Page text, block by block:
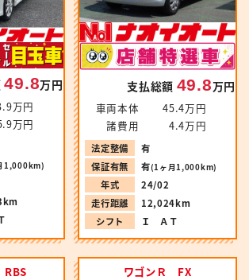
49.8万円
万円
万円
1,000km)
支払総額 49.8万円
車両本体
45.4万円
諸費用
4.4万円
法定整備
有
保証有無
有(1ヶ月1,000km)
年式
24/02
走行距離
12,024km
シフト
Ｉ ＡＴ
ワゴンＲ FX